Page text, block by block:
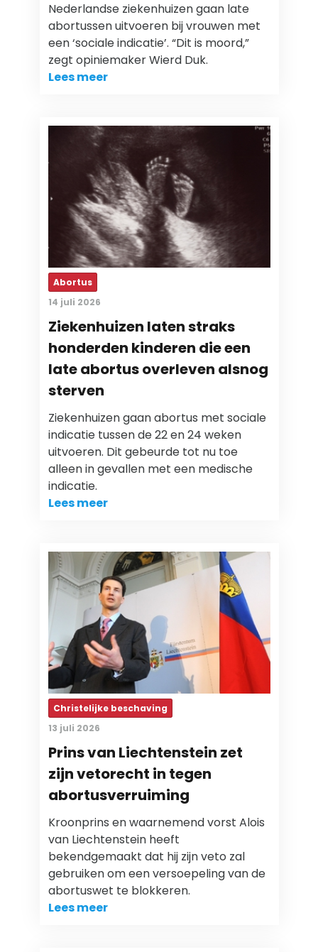
Nederlandse ziekenhuizen gaan late
abortussen uitvoeren bij vrouwen met
een ‘sociale indicatie’. “Dit is moord,”
zegt opiniemaker Wierd Duk.
Lees meer
Abortus
14 juli 2026
Ziekenhuizen laten straks
honderden kinderen die een
late abortus overleven alsnog
sterven
Ziekenhuizen gaan abortus met sociale
indicatie tussen de 22 en 24 weken
uitvoeren. Dit gebeurde tot nu toe
alleen in gevallen met een medische
indicatie.
Lees meer
Christelijke beschaving
13 juli 2026
Prins van Liechtenstein zet
zijn vetorecht in tegen
abortusverruiming
Kroonprins en waarnemend vorst Alois
van Liechtenstein heeft
bekendgemaakt dat hij zijn veto zal
gebruiken om een versoepeling van de
abortuswet te blokkeren.
Lees meer